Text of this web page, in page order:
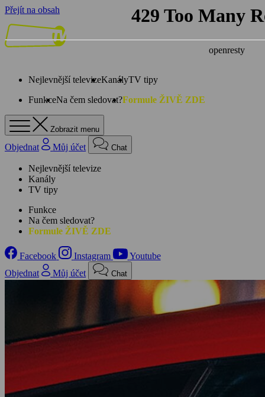
Přejít na obsah
Nejlevnější televizeKanályTV tipy
FunkceNa čem sledovat?Formule ŽIVĚ ZDE
Zobrazit menu
Objednat Můj účet Chat
Nejlevnější televize
Kanály
TV tipy
Funkce
Na čem sledovat?
Formule ŽIVĚ ZDE
Facebook Instagram
Youtube
Objednat
Můj účet Chat